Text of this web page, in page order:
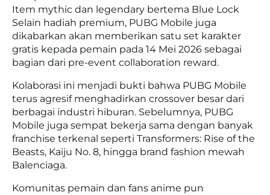
Item mythic dan legendary bertema Blue Lock
Selain hadiah premium, PUBG Mobile juga
dikabarkan akan memberikan satu set karakter
gratis kepada pemain pada 14 Mei 2026 sebagai
bagian dari pre-event collaboration reward.
Kolaborasi ini menjadi bukti bahwa PUBG Mobile
terus agresif menghadirkan crossover besar dari
berbagai industri hiburan. Sebelumnya, PUBG
Mobile juga sempat bekerja sama dengan banyak
franchise terkenal seperti Transformers: Rise of the
Beasts, Kaiju No. 8, hingga brand fashion mewah
Balenciaga.
Komunitas pemain dan fans anime pun